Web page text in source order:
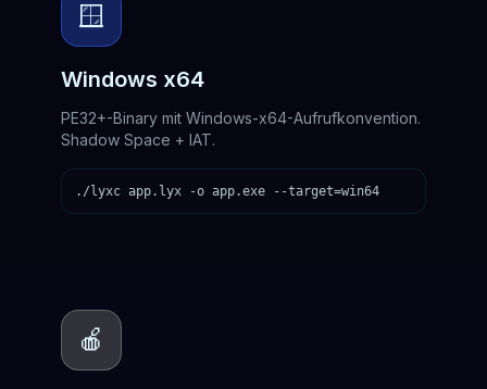
🪟
Windows x64
PE32+-Binary mit Windows-x64-Aufrufkonvention.
Shadow Space + IAT.
./lyxc app.lyx -o app.exe --target=win64
🍎